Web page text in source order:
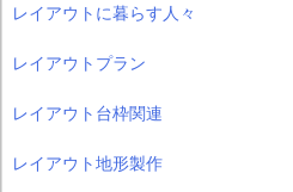
レイアウトに暮らす人々
レイアウトプラン
レイアウト台枠関連
レイアウト地形製作